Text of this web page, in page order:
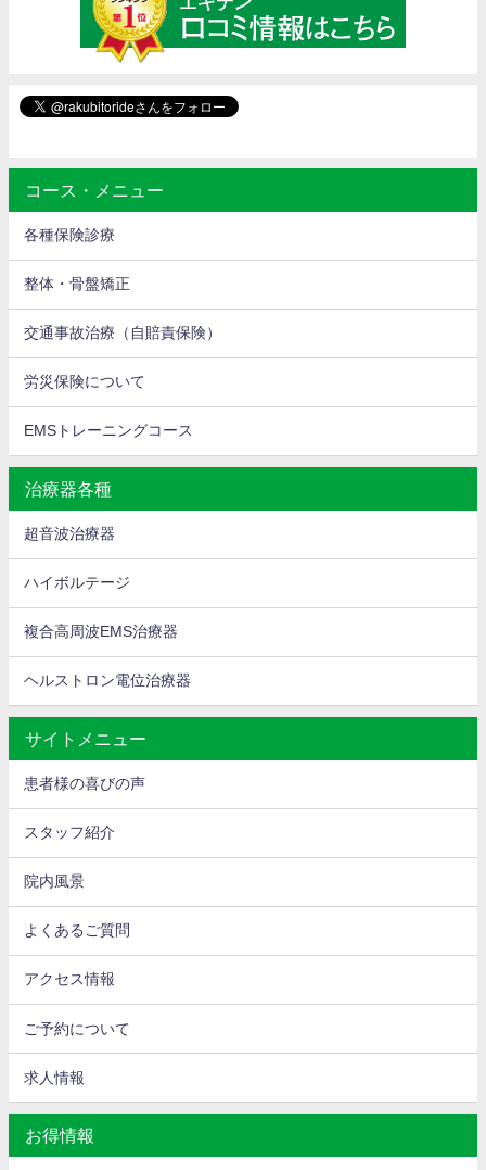
コース・メニュー
各種保険診療
整体・骨盤矯正
交通事故治療（自賠責保険）
労災保険について
EMSトレーニングコース
治療器各種
超音波治療器
ハイボルテージ
複合高周波EMS治療器
ヘルストロン電位治療器
サイトメニュー
患者様の喜びの声
スタッフ紹介
院内風景
よくあるご質問
アクセス情報
ご予約について
求人情報
お得情報